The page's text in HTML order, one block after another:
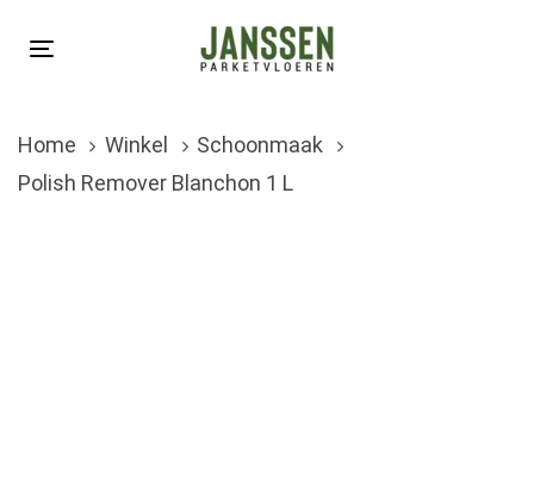
links
navigation
Skip
Toggle
Home
Winkel
Schoonmaak
Polish Remover Blanchon 1 L